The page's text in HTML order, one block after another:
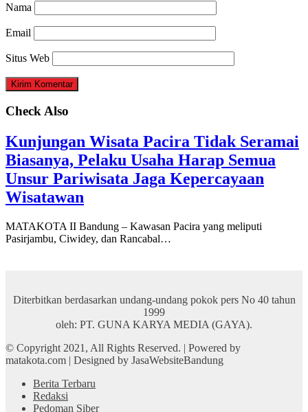
Nama
Email
Situs Web
Check Also
Kunjungan Wisata Pacira Tidak Seramai
Biasanya, Pelaku Usaha Harap Semua
Unsur Pariwisata Jaga Kepercayaan
Wisatawan
MATAKOTA II Bandung – Kawasan Pacira yang meliputi
Pasirjambu, Ciwidey, dan Rancabal…
Diterbitkan berdasarkan undang-undang pokok pers No 40 tahun
1999
oleh: PT. GUNA KARYA MEDIA (GAYA).
© Copyright 2021, All Rights Reserved. | Powered by
matakota.com | Designed by JasaWebsiteBandung
Berita Terbaru
Redaksi
Pedoman Siber